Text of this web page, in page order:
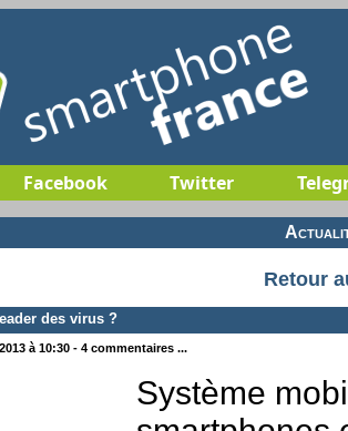
Facebook Twitter
Retour
des virus ?
à 10:30 - 4 commentaires ...
Système